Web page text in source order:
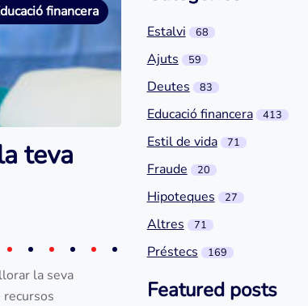
financera
teva
la seva
recursos
Estalvi 68
Ajuts 59
Deutes 83
Educació financera 413
Estil de vida 71
Fraude 20
Hipoteques 27
Altres 71
Préstecs 169
Featured posts